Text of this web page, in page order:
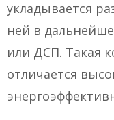
укладывается
ней в
или ДСП. Такая
отличается